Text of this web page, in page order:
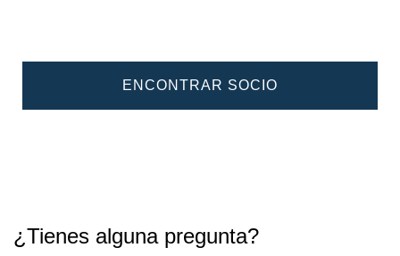
ENCONTRAR SOCIO
¿Tienes alguna pregunta?